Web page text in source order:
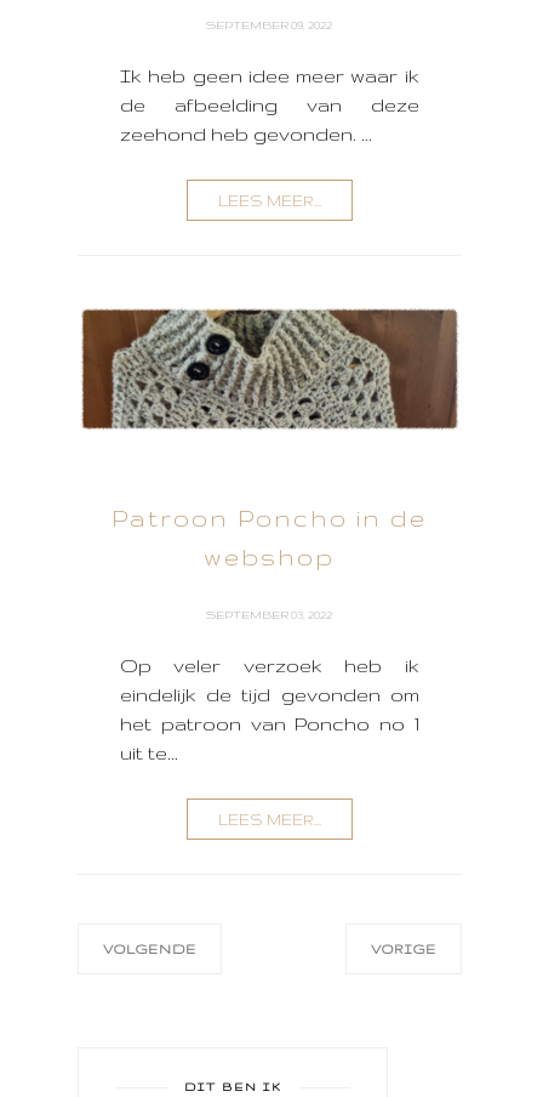
SEPTEMBER 09, 2022
Ik heb geen idee meer waar ik
de afbeelding van deze
zeehond heb gevonden. ...
LEES MEER...
Patroon Poncho in de
webshop
SEPTEMBER 03, 2022
Op veler verzoek heb ik
eindelijk de tijd gevonden om
het patroon van Poncho no 1
uit te...
LEES MEER...
VOLGENDE VORIGE
DIT BEN IK